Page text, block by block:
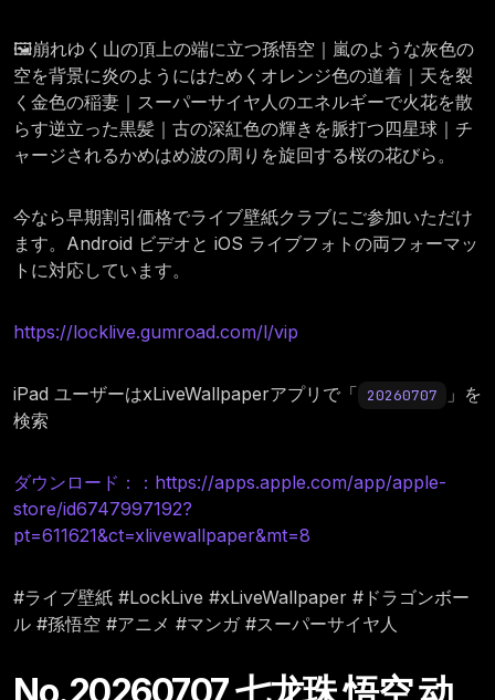
🖼️崩れゆく山の頂上の端に立つ孫悟空｜嵐のような灰色の
空を背景に炎のようにはためくオレンジ色の道着｜天を裂
く金色の稲妻｜スーパーサイヤ人のエネルギーで火花を散
らす逆立った黒髪｜古の深紅色の輝きを脈打つ四星球｜チ
ャージされるかめはめ波の周りを旋回する桜の花びら。
今なら早期割引価格でライブ壁紙クラブにご参加いただけ
ます。Android ビデオと iOS ライブフォトの両フォーマッ
トに対応しています。
https://locklive.gumroad.com/l/vip
iPad ユーザーはxLiveWallpaperアプリで「 20260707
」を
検索
ダウンロード：：https://apps.apple.com/app/apple-
store/id6747997192?
pt=611621&ct=xlivewallpaper&mt=8
#ライブ壁紙 #LockLive #xLiveWallpaper #ドラゴンボー
ル #孫悟空 #アニメ #マンガ #スーパーサイヤ人